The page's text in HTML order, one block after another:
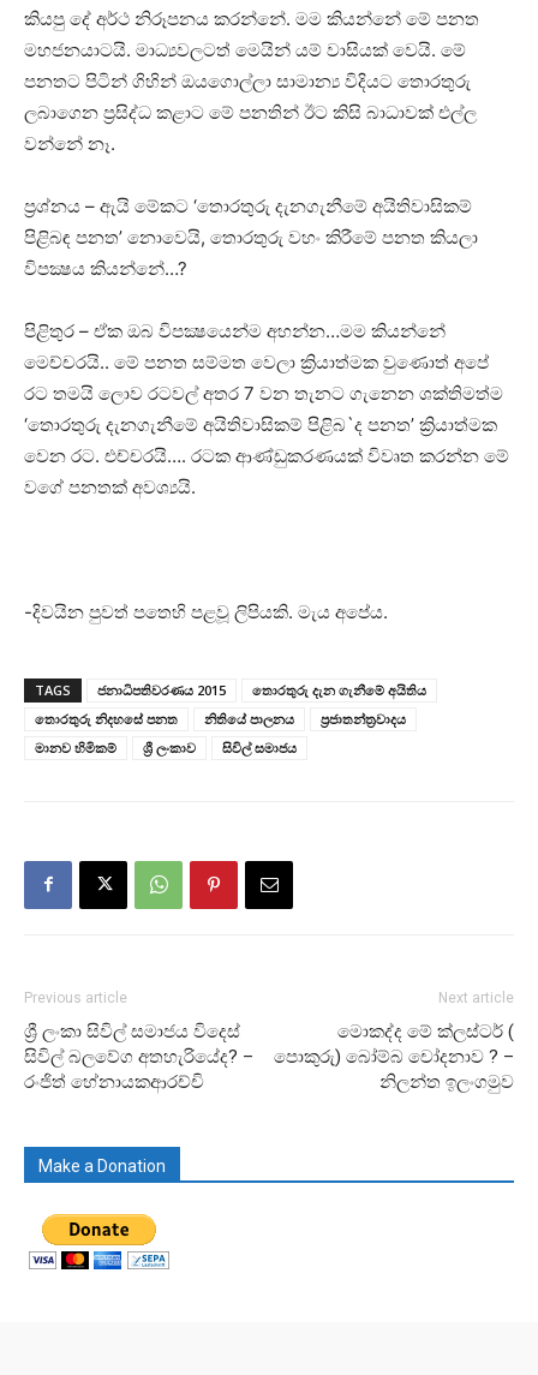
කියපු දේ අර්ථ නිරූපනය කරන්නේ. මම කියන්නේ මේ පනත
මහජනයාටයි. මාධ්‍යවලටත් මෙයින් යම් වාසියක්‌ වෙයි. මේ
පනතට පිටින් ගිහින් ඔයගොල්ලා සාමාන්‍ය විදියට තොරතුරු
ලබාගෙන ප්‍රසිද්ධ කළාට මේ පනතින් ඊට කිසි බාධාවක්‌ එල්ල
වන්නේ නෑ.
ප්‍රශ්නය – ඇයි මේකට ‘තොරතුරු දැනගැනීමේ අයිතිවාසිකම්
පිළිබඳ පනත’ නොවෙයි, තොරතුරු වහං කිරීමේ පනත කියලා
විපක්‍ෂය කියන්නේ…?
පිළිතුර – ඒක ඔබ විපක්‍ෂයෙන්ම අහන්න…මම කියන්නේ
මෙච්චරයි.. මේ පනත සම්මත වෙලා ක්‍රියාත්මක වුණොත් අපේ
රට තමයි ලොව රටවල් අතර 7 වන තැනට ගැනෙන ශක්‌තිමත්ම
‘තොරතුරු දැනගැනීමේ අයිතිවාසිකම් පිළිබ`ද පනත’ ක්‍රියාත්මක
වෙන රට. එච්චරයි…. රටක ආණ්‌ඩුකරණයක්‌ විවෘත කරන්න මේ
වගේ පනතක්‌ අවශ්‍යයි.
-දිවයින පුවත් පතෙහි පළවූ ලිපියකි. මැය අපේය.
TAGS ජනාධිපතිවරණය 2015
තොරතුරු දැන ගැනීමේ අයිතිය
තොරතුරු නිදහසේ පනත
නිතියේ පාලනය
ප්‍රජාතන්ත්‍රවාදය
මානව හිමිකම්
ශ්‍රී ලංකාව සිවිල් සමාජය
Previous article
ශ්‍රී ලංකා සිවිල් සමාජය විදෙස්
සිවිල් බලවේග අතහැරියේද? –
රංජිත් හේනායකආරච්චි
Next article
මොකද්ද මේ ක්ලස්ටර් (
පොකුරු) බෝම්බ චෝදනාව ? –
නිලන්ත ඉලංගමුව
Make a Donation